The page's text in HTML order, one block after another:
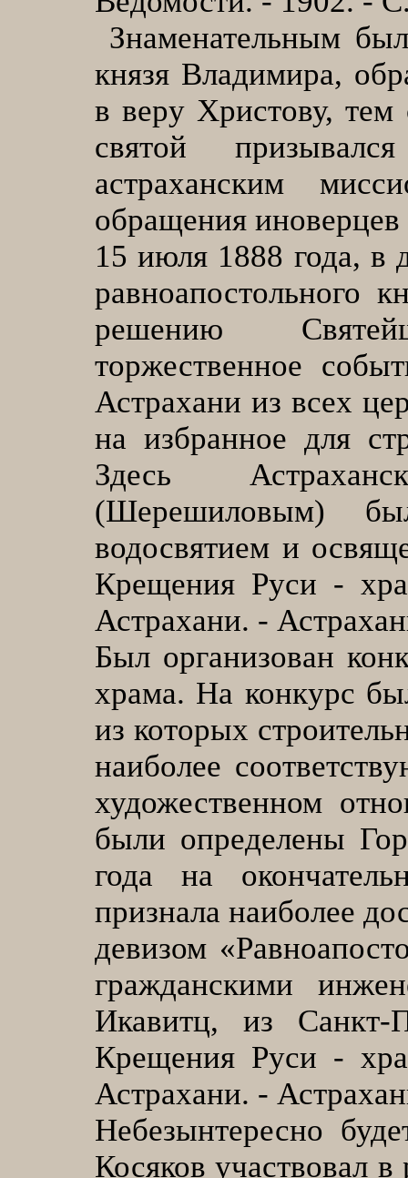
Знаменательным
князя Владимира,
в веру Христову, тем
святой
астраханским
обращения иноверцев
15 июля 1888 года, в
равноапостольного
решению
торжественное
Астрахани из всех
на избранное для
Здесь
(Шерешиловым)
водосвятием и
Крещения Руси -
Астрахани. -
Был организован
храма. На конкурс
из которых
наиболее
художественном
были определены
года на
признала наиболее
девизом
гражданскими
Икавитц, из Санкт-
Крещения Руси -
Астрахани. -
Небезынтересно
Косяков участвовал